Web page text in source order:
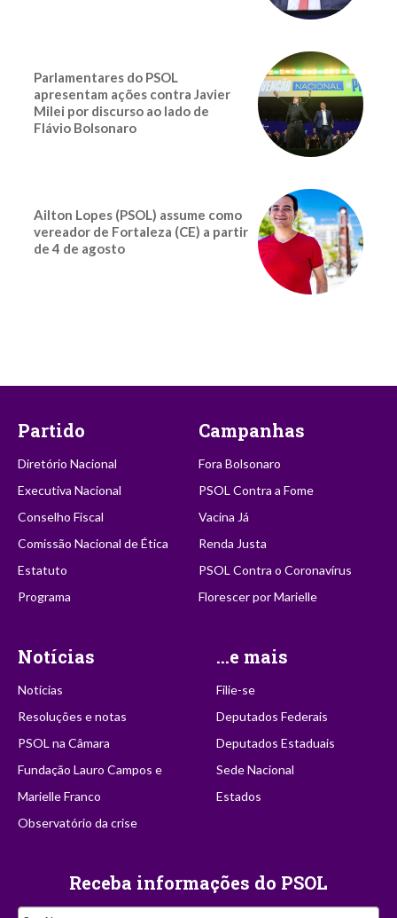
Parlamentares do PSOL
apresentam ações contra Javier
Milei por discurso ao lado de
Flávio Bolsonaro
Ailton Lopes (PSOL) assume como
vereador de Fortaleza (CE) a partir
de 4 de agosto
Partido
Diretório Nacional
Executiva Nacional
Conselho Fiscal
Comissão Nacional de Ética
Estatuto
Programa
Campanhas
Fora Bolsonaro
PSOL Contra a Fome
Vacina Já
Renda Justa
PSOL Contra o Coronavírus
Florescer por Marielle
Notícias
Notícias
Resoluções e notas
PSOL na Câmara
Fundação Lauro Campos e
Marielle Franco
Observatório da crise
...e mais
Filie-se
Deputados Federais
Deputados Estaduais
Sede Nacional
Estados
Receba informações do PSOL